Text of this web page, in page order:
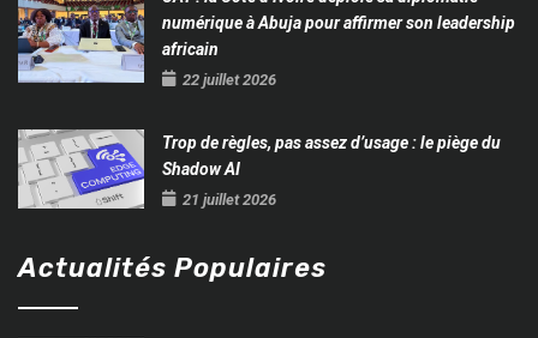
numérique à Abuja pour affirmer son leadership
africain
22 juillet 2026
Trop de règles, pas assez d’usage : le piège du
Shadow AI
21 juillet 2026
Actualités Populaires